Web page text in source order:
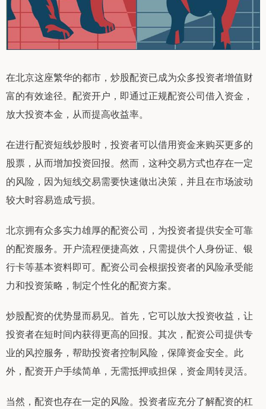
在北京这座繁华的都市，炒股配资已成为众多投资者增值财
富的有效途径。配资开户，即通过正规配资公司借入资金，
放大投资本金，从而提高收益率。
在进行配资短线炒股时，投资者可以借用资金来购买更多的
股票，从而增加投资回报。然而，这种交易方式也存在一定
的风险，因为短线交易需要快速做出决策，并且在市场波动
较大时容易造成亏损。
北京拥有众多实力雄厚的配资公司，为投资者提供安全可靠
的配资服务。开户流程便捷高效，只需提供个人身份证、银
行卡等基本资料即可。配资公司会根据投资者的风险承受能
力和投资策略，制定个性化的配资方案。
炒股配资的优势显而易见。首先，它可以放大投资收益，让
投资者在短时间内获得更高的回报。其次，配资公司提供专
业的风控服务，帮助投资者控制风险，保障资金安全。此
外，配资开户手续简单，无需抵押或担保，资金周转灵活。
当然，配资也存在一定的风险。投资者应充分了解配资的杠